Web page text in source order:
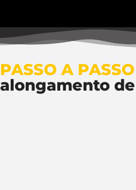
PASSO A PASSO
alongamento